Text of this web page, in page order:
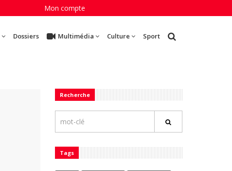
Mon compte
Dossiers Multimédia Culture Sport
Recherche
Tags